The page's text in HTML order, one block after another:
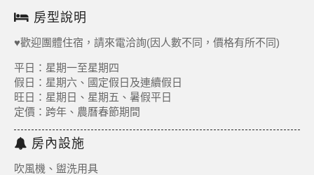
房型說明
♥︎歡迎團體住宿，請來電洽詢(因人數不同，價格有所不同)
平日：星期一至星期四
假日：星期六、國定假日及連續假日
旺日：星期日、星期五、暑假平日
定價：跨年、農曆春節期間
房內設施
吹風機、盥洗用具